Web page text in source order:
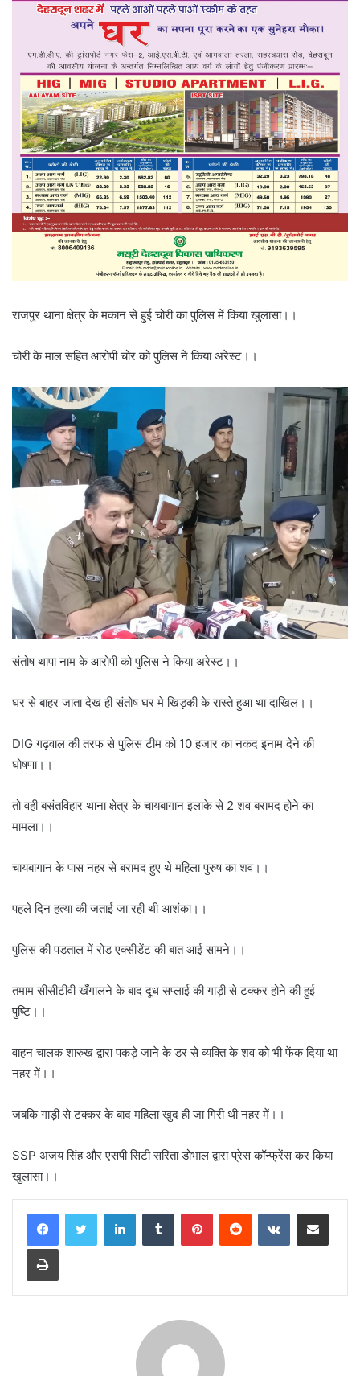
राजपुर थाना क्षेत्र के मकान से हुई चोरी का पुलिस में किया खुलासा।।
चोरी के माल सहित आरोपी चोर को पुलिस ने किया अरेस्ट।।
संतोष थापा नाम के आरोपी को पुलिस ने किया अरेस्ट।।
घर से बाहर जाता देख ही संतोष घर मे खिड़की के रास्ते हुआ था दाखिल।।
DIG गढ़वाल की तरफ से पुलिस टीम को 10 हजार का नकद इनाम देने की
घोषणा।।
तो वही बसंतविहार थाना क्षेत्र के चायबागान इलाके से 2 शव बरामद होने का
मामला।।
चायबागान के पास नहर से बरामद हुए थे महिला पुरुष का शव।।
पहले दिन हत्या की जताई जा रही थी आशंका।।
पुलिस की पड़ताल में रोड एक्सीडेंट की बात आई सामने।।
तमाम सीसीटीवी खँगालने के बाद दूध सप्लाई की गाड़ी से टक्कर होने की हुई
पुष्टि।।
वाहन चालक शारुख द्वारा पकड़े जाने के डर से व्यक्ति के शव को भी फेंक दिया था
नहर में।।
जबकि गाड़ी से टक्कर के बाद महिला खुद ही जा गिरी थी नहर में।।
SSP अजय सिंह और एसपी सिटी सरिता डोभाल द्वारा प्रेस कॉन्फ्रेंस कर किया
खुलासा।।
LinkedInTumblr PinterestReddit VKontakteShare via Email
Print